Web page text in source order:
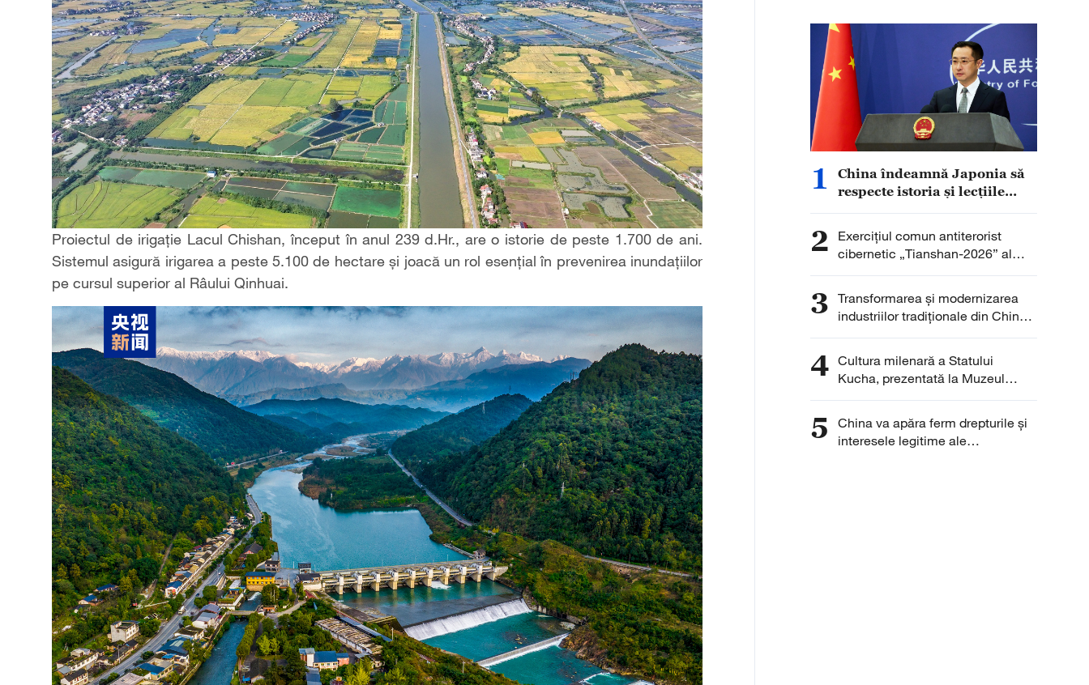
Proiectul de irigație Lacul Chishan, început în anul 239 d.Hr., are o istorie de peste 1.700 de ani.
Sistemul asigură irigarea a peste 5.100 de hectare și joacă un rol esențial în prevenirea inundațiilor
pe cursul superior al Râului Qinhuai.
1
China îndeamnă Japonia să
respecte istoria și lecțiile
2
Exercițiul comun antiterorist
cibernetic „Tianshan-2026” al
OCS, desfășurat la Urumqi
3 Transformarea și modernizarea
industriilor tradiționale din China
se accelerează, iar sectoarele
creștere
4 Cultura milenară a Statului
Kucha, prezentată la Muzeul
Qiuci
5
China va apăra ferm drepturile și
interesele legitime ale